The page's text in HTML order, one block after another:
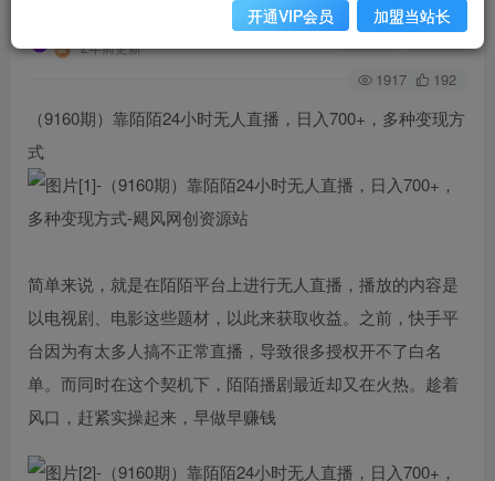
2年前更新
关注 私信
1917 192
（9160期）靠陌陌24小时无人直播，日入700+，多种变现方
式
简单来说，就是在陌陌平台上进行无人直播，播放的内容是
以电视剧、电影这些题材，以此来获取收益。之前，快手平
台因为有太多人搞不正常直播，导致很多授权开不了白名
单。而同时在这个契机下，陌陌播剧最近却又在火热。趁着
风口，赶紧实操起来，早做早赚钱
开通VIP会员 加盟当站长